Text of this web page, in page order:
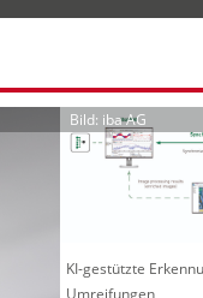
Bild: iba AG
KI-gestützte